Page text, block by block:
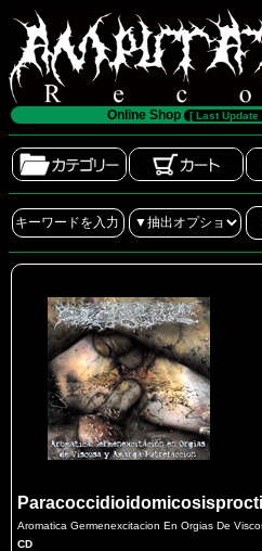
Online Shop [ Last Update
Aromatica Germenexcitacion En Orgias De
CD